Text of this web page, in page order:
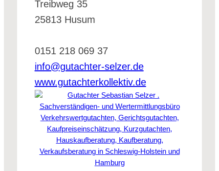
Treibweg 35
25813 Husum
0151 218 069 37
info@gutachter-selzer.de
www.gutachterkollektiv.de